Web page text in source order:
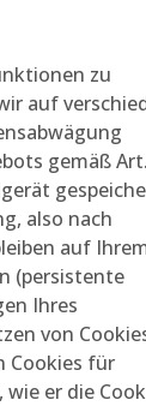
zu
auf
gemäß
also nach
auf
(persistente
Ihres
von
Cookies für
er die